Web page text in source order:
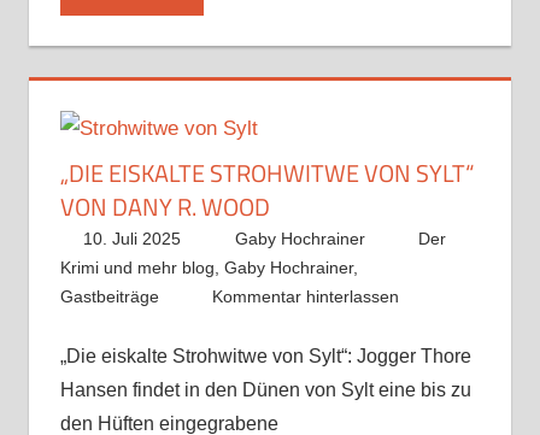
„DIE EISKALTE STROHWITWE VON SYLT“
VON DANY R. WOOD
10. Juli 2025 Gaby Hochrainer
Der
Krimi und mehr blog Gaby Hochrainer,
Gastbeiträge
Kommentar hinterlassen
„Die eiskalte Strohwitwe von Sylt“: Jogger Thore
Hansen findet in den Dünen von Sylt eine bis zu
den Hüften eingegrabene